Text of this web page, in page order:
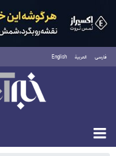
فارسی العربية English
شنبه ۱۷ مرداد ۱۴۰۵